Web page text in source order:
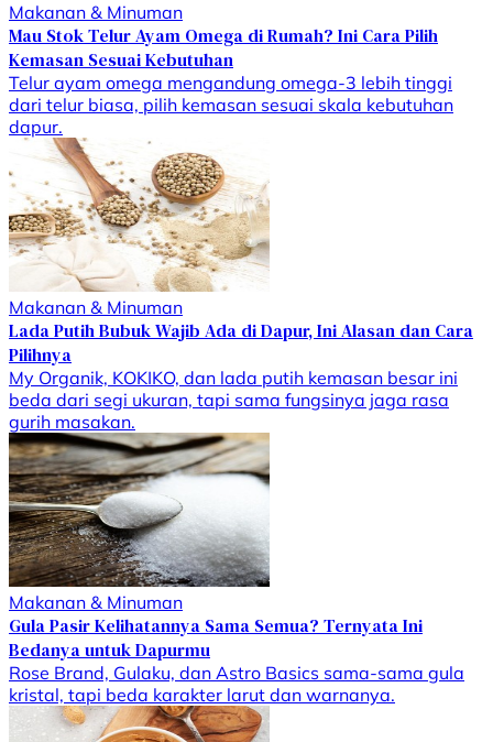
Makanan & Minuman
Mau Stok Telur Ayam Omega di Rumah? Ini Cara Pilih
Kemasan Sesuai Kebutuhan
Telur ayam omega mengandung omega-3 lebih tinggi
dari telur biasa, pilih kemasan sesuai skala kebutuhan
dapur.
Makanan & Minuman
Lada Putih Bubuk Wajib Ada di Dapur, Ini Alasan dan Cara
Pilihnya
My Organik, KOKIKO, dan lada putih kemasan besar ini
beda dari segi ukuran, tapi sama fungsinya jaga rasa
gurih masakan.
Makanan & Minuman
Gula Pasir Kelihatannya Sama Semua? Ternyata Ini
Bedanya untuk Dapurmu
Rose Brand, Gulaku, dan Astro Basics sama-sama gula
kristal, tapi beda karakter larut dan warnanya.